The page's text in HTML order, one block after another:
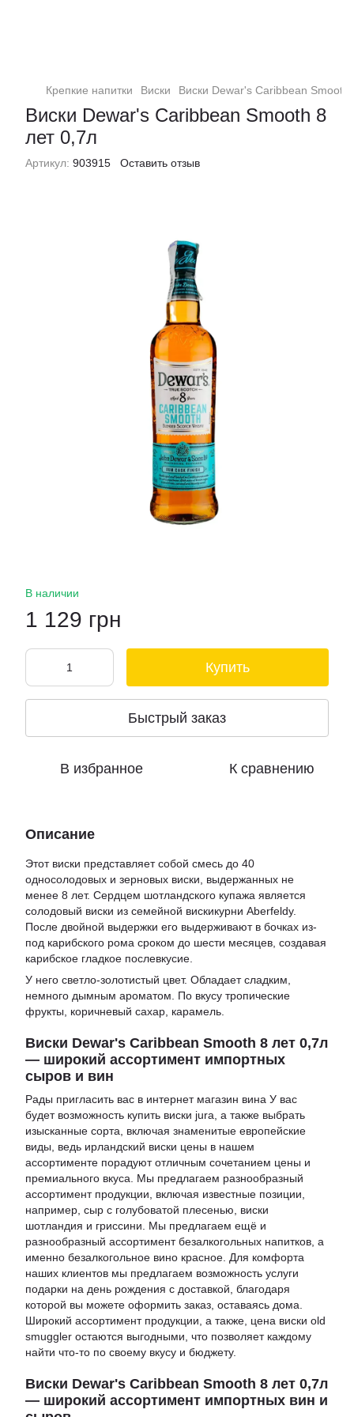
Крепкие напитки Виски Виски Dewar's Caribbean Smooth
Виски Dewar's Caribbean Smooth 8
лет 0,7л
Артикул: 903915 Оставить отзыв
В наличии
1 129 грн
Купить
Быстрый заказ
В избранное К сравнению
Описание
Этот виски представляет собой смесь до 40
односолодовых и зерновых виски, выдержанных не
менее 8 лет. Сердцем шотландского купажа является
солодовый виски из семейной вискикурни Aberfeldy.
После двойной выдержки его выдерживают в бочках из-
под карибского рома сроком до шести месяцев, создавая
карибское гладкое послевкусие.
У него светло-золотистый цвет. Обладает сладким,
немного дымным ароматом. По вкусу тропические
фрукты, коричневый сахар, карамель.
Виски Dewar's Caribbean Smooth 8 лет 0,7л
— широкий ассортимент импортных
сыров и вин
Рады пригласить вас в интернет магазин вина У вас
будет возможность купить виски jura, а также выбрать
изысканные сорта, включая знаменитые европейские
виды, ведь ирландский виски цены в нашем
ассортименте порадуют отличным сочетанием цены и
премиального вкуса. Мы предлагаем разнообразный
ассортимент продукции, включая известные позиции,
например, сыр с голубоватой плесенью, виски
шотландия и гриссини. Мы предлагаем ещё и
разнообразный ассортимент безалкогольных напитков, а
именно безалкогольное вино красное. Для комфорта
наших клиентов мы предлагаем возможность услуги
подарки на день рождения с доставкой, благодаря
которой вы можете оформить заказ, оставаясь дома.
Широкий ассортимент продукции, а также, цена виски old
smuggler остаются выгодными, что позволяет каждому
найти что-то по своему вкусу и бюджету.
Виски Dewar's Caribbean Smooth 8 лет 0,7л
— широкий ассортимент импортных вин и